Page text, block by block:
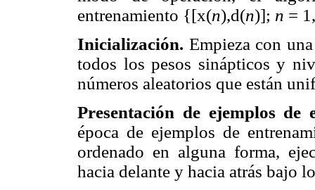
entrenamiento {[x(n),d(n)]; n =
Inicialización. Empieza con
todos los pesos sinápticos y
números aleatorios que están
Presentación de ejemplos de
época de ejemplos de
ordenado en alguna forma,
hacia delante y hacia atrás bajo